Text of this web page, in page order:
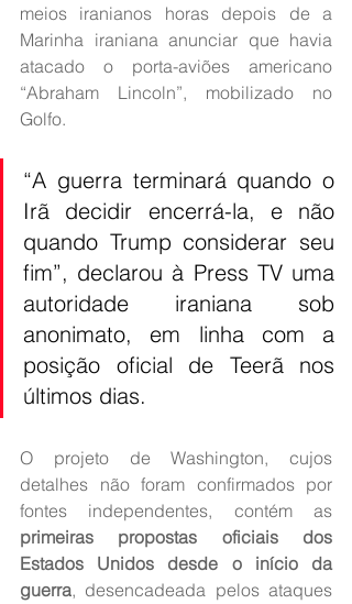
meios iranianos horas depois de a
Marinha iraniana anunciar que havia
atacado o porta-aviões americano
“Abraham Lincoln”, mobilizado no
Golfo.
“A guerra terminará quando o
Irã decidir encerrá-la, e não
quando Trump considerar seu
fim”, declarou à Press TV uma
autoridade iraniana sob
anonimato, em linha com a
posição oficial de Teerã nos
últimos dias.
O projeto de Washington, cujos
detalhes não foram confirmados por
primeiras propostas oficiais dos
Estados Unidos desde o início da
guerra, desencadeada pelos ataques